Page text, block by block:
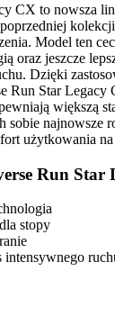
CX to nowsza
Model ten
oraz jeszcze
Dzięki
Run Star Legacy
większą
sobie najnowsze
użytkowania
Run Star
stopy
intensywnego